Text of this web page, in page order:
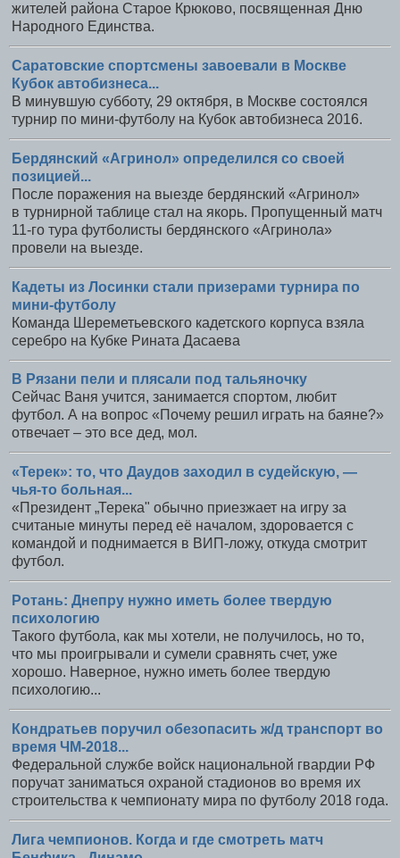
жителей района Старое Крюково, посвященная Дню
Народного Единства.
Саратовские спортсмены завоевали в Москве
Кубок автобизнеса...
В минувшую субботу, 29 октября, в Москве состоялся
турнир по мини-футболу на Кубок автобизнеса 2016.
Бердянский «Агринол» определился со своей
позицией...
После поражения на выезде бердянский «Агринол»
в турнирной таблице стал на якорь. Пропущенный матч
11-го тура футболисты бердянского «Агринола»
провели на выезде.
Кадеты из Лосинки стали призерами турнира по
мини-футболу
Команда Шереметьевского кадетского корпуса взяла
серебро на Кубке Рината Дасаева
В Рязани пели и плясали под тальяночку
Сейчас Ваня учится, занимается спортом, любит
футбол. А на вопрос «Почему решил играть на баяне?»
отвечает – это все дед, мол.
«Терек»: то, что Даудов заходил в судейскую, —
чья-то больная...
«Президент „Терека" обычно приезжает на игру за
считаные минуты перед её началом, здоровается с
командой и поднимается в ВИП-ложу, откуда смотрит
футбол.
Ротань: Днепру нужно иметь более твердую
психологию
Такого футбола, как мы хотели, не получилось, но то,
что мы проигрывали и сумели сравнять счет, уже
хорошо. Наверное, нужно иметь более твердую
психологию...
Кондратьев поручил обезопасить ж/д транспорт во
время ЧМ-2018...
Федеральной службе войск национальной гвардии РФ
поручат заниматься охраной стадионов во время их
строительства к чемпионату мира по футболу 2018 года.
Лига чемпионов. Когда и где смотреть матч